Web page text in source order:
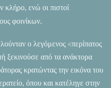
κλήρο, ενώ οι πιστοί
φοινίκων.
ο λεγόμενος «περίπατος
ξεκινούσε από τα ανάκτορα
κρατώντας την εικόνα του
όπου και κατέληγε στην